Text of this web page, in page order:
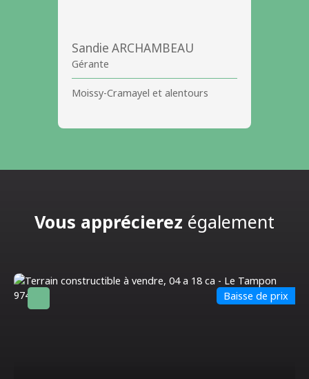
Sandie ARCHAMBEAU
Gérante
Moissy-Cramayel et alentours
Vous apprécierez également
Baisse de prix